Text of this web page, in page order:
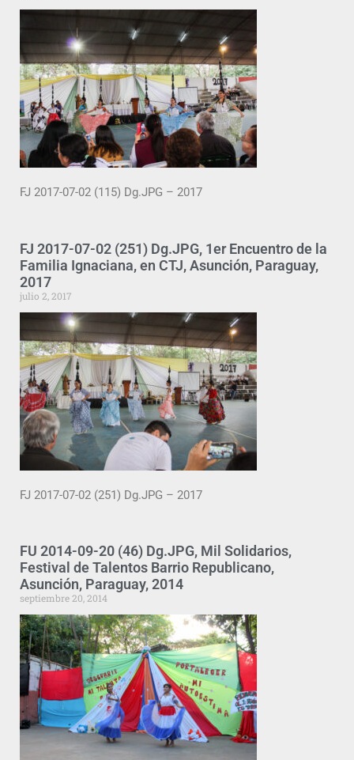
FJ 2017-07-02 (115) Dg.JPG – 2017
FJ 2017-07-02 (251) Dg.JPG, 1er Encuentro de la
Familia Ignaciana, en CTJ, Asunción, Paraguay,
2017
julio 2, 2017
FJ 2017-07-02 (251) Dg.JPG – 2017
FU 2014-09-20 (46) Dg.JPG, Mil Solidarios,
Festival de Talentos Barrio Republicano,
Asunción, Paraguay, 2014
septiembre 20, 2014